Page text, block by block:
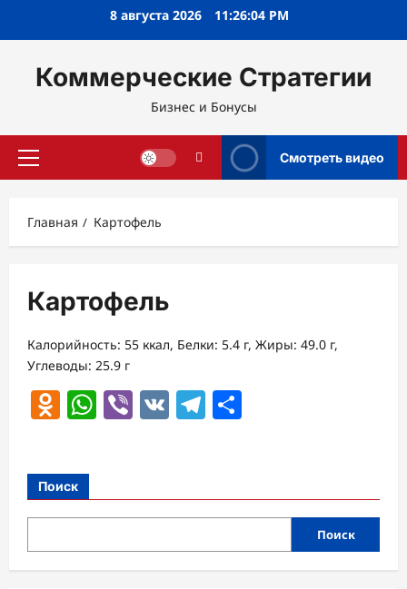
8 августа 2026 11:26:05 PM
Коммерческие Стратегии
Бизнес и Бонусы
Основное
Смотреть видео
Главная Картофель
Картофель
Калорийность: 55 ккал, Белки: 5.4 г, Жиры: 49.0 г,
Углеводы: 25.9 г
Odnoklassniki
WhatsApp
Viber
VK Telegram
Поиск
Поиск